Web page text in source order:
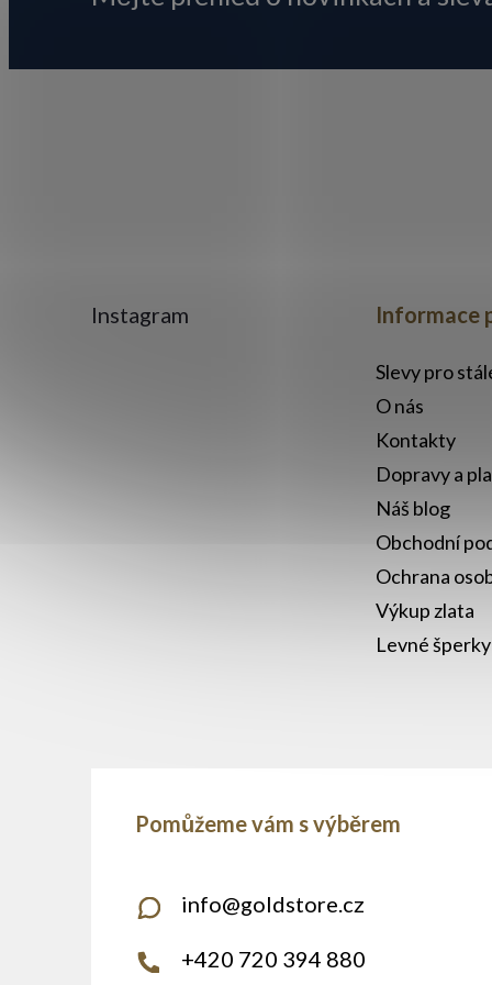
t
Instagram Informace
Slevy pro
O nás
Kontakty
Dopravy a
Náš blog
Obchodní
Ochrana
Výkup zlata
Levné šperky
info@goldstore.cz
+420 720 394 880